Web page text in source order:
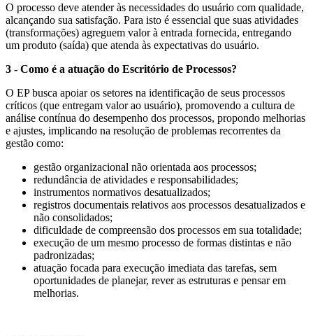
O processo deve atender às necessidades do usuário com qualidade,
alcançando sua satisfação. Para isto é essencial que suas atividades
(transformações) agreguem valor à entrada fornecida, entregando
um produto (saída) que atenda às expectativas do usuário.
3 - Como é a atuação do Escritório de Processos?
O EP busca apoiar os setores na identificação de seus processos
críticos (que entregam valor ao usuário), promovendo a cultura de
análise contínua do desempenho dos processos, propondo melhorias
e ajustes, implicando na resolução de problemas recorrentes da
gestão como:
gestão organizacional não orientada aos processos;
redundância de atividades e responsabilidades;
instrumentos normativos desatualizados;
registros documentais relativos aos processos desatualizados e
não consolidados;
dificuldade de compreensão dos processos em sua totalidade;
execução de um mesmo processo de formas distintas e não
padronizadas;
atuação focada para execução imediata das tarefas, sem
oportunidades de planejar, rever as estruturas e pensar em
melhorias.